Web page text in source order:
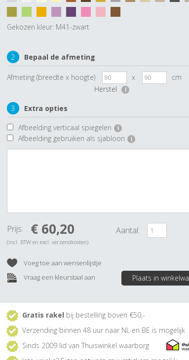
Gekozen kleur: M41-zwart
2 Bepaal de afmeting
Afmeting (breedte x hoogte) x
cm
Herstel
i
3 Extra opties
Afbeelding verticaal spiegelen i
Afbeelding gebruiken als sjabloon i
Plaats in
Prijs: € 60,20
(incl. BTW en excl. verzendkosten)
Aantal:
Voeg toe aan wensenlijstje
Vraag een kleurstaal aan
Gratis rakel bij bestelling boven €50,-
Verzending binnen 48 uur naar NL en BE is mogelijk
Sinds 2009 lid van Thuiswinkel waarborg